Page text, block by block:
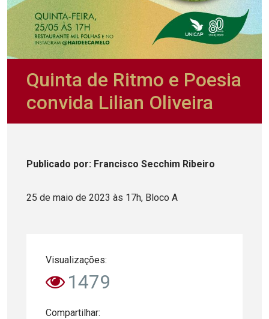
Quinta de Ritmo e Poesia
convida Lilian Oliveira
Publicado por: Francisco Secchim Ribeiro
25 de maio de 2023 às 17h, Bloco A
Visualizações:
1479
Compartilhar: